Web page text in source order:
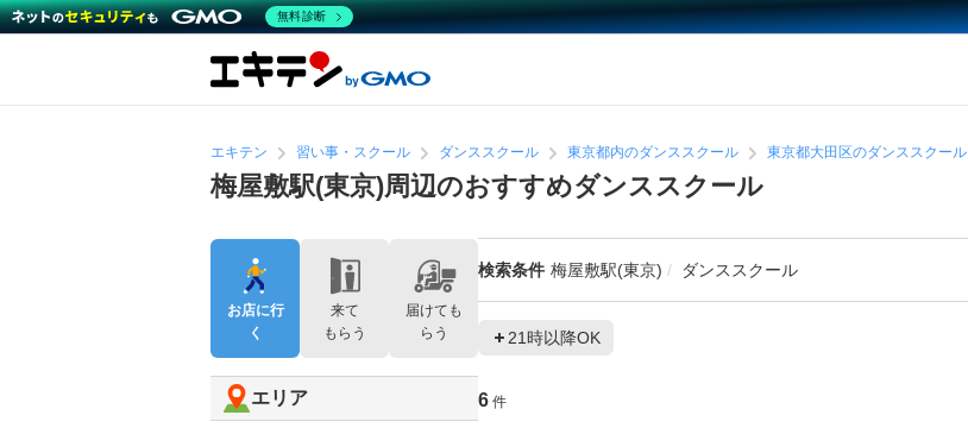
エキテン 習い事・スクール ダンススクール 東京都内のダンススクール 東京都大田区のダンススクール
梅屋敷駅(東京)周辺のおすすめダンススクール
検索条件 梅屋敷駅(東京) ダンススクール
21時以降OK
6 件
お店に行
く
来て
もらう
届けても
らう
エリア
無料診断